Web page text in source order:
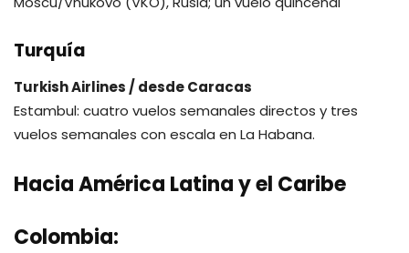
Turquía
Turkish Airlines / desde Caracas
Estambul: cuatro vuelos semanales directos y tres
vuelos semanales con escala en La Habana.
Hacia América Latina y el Caribe
Colombia: